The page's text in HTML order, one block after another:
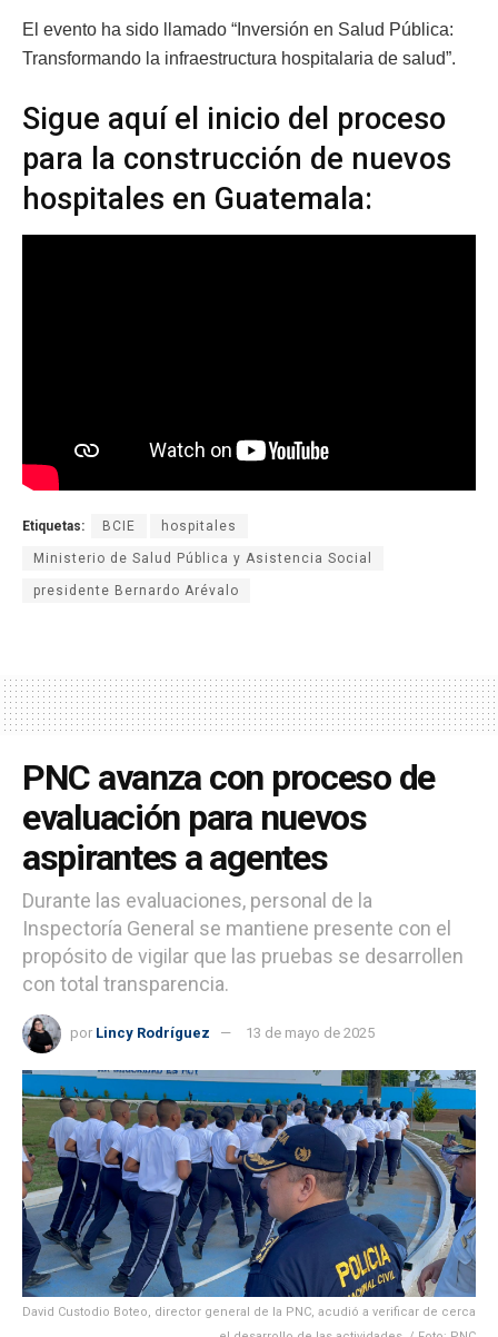
El evento ha sido llamado “Inversión en Salud Pública:
Transformando la infraestructura hospitalaria de salud”.
Sigue aquí el inicio del proceso
para la construcción de nuevos
hospitales en Guatemala:
Etiquetas: BCIE hospitales
Ministerio de Salud Pública y Asistencia Social
presidente Bernardo Arévalo
PNC avanza con proceso de
evaluación para nuevos
aspirantes a agentes
Durante las evaluaciones, personal de la
Inspectoría General se mantiene presente con el
propósito de vigilar que las pruebas se desarrollen
con total transparencia.
por Lincy Rodríguez 13 de mayo de 2025
David Custodio Boteo, director general de la PNC, acudió a verificar de cerca